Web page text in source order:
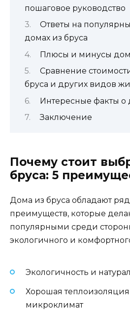
пошаговое руководство
Ответы на
домах из бруса
Плюсы и минусы
Сравнение
бруса и других видов
Интересные факты о
Заключение
Почему стоит
бруса: 5
Дома из бруса обладают
преимуществ, которые
популярными среди
экологичного и
Экологичность и
Хорошая
микроклимат